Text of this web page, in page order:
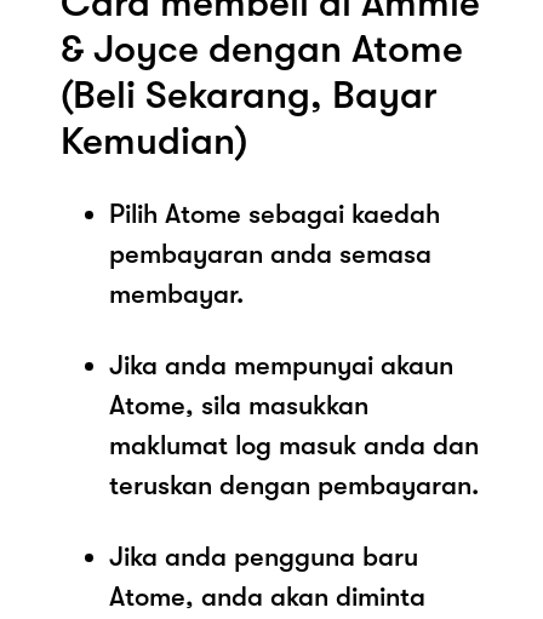
& Joyce dengan Atome
(Beli Sekarang, Bayar
Kemudian)
Pilih Atome sebagai kaedah
pembayaran anda semasa
membayar.
Jika anda mempunyai akaun
Atome, sila masukkan
maklumat log masuk anda dan
teruskan dengan pembayaran.
Jika anda pengguna baru
Atome, anda akan diminta